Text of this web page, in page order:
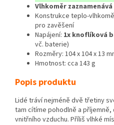
Vlhkoměr
Konstrukce teplo-
pro zavěšení
Napájení: 1x knoflíková
vč. baterie)
Rozměry: 104 x 104 x 13
Hmotnost: cca 143 g
Popis produktu
Lidé tráví nejméně dvě třetiny
tam cítíme pohodlně a
vnitřního vzduchu. Příliš vlhké